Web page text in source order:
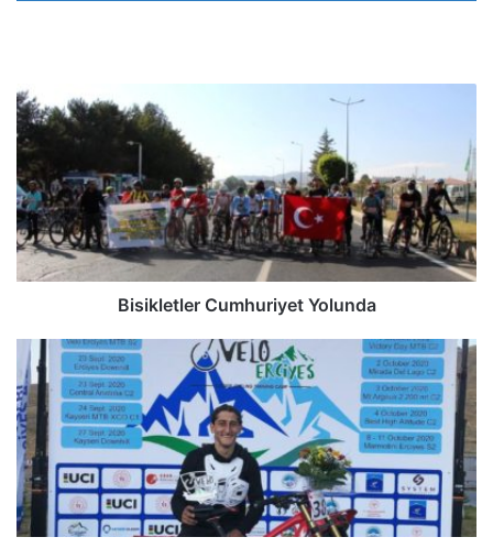
Bisikletler Cumhuriyet Yolunda